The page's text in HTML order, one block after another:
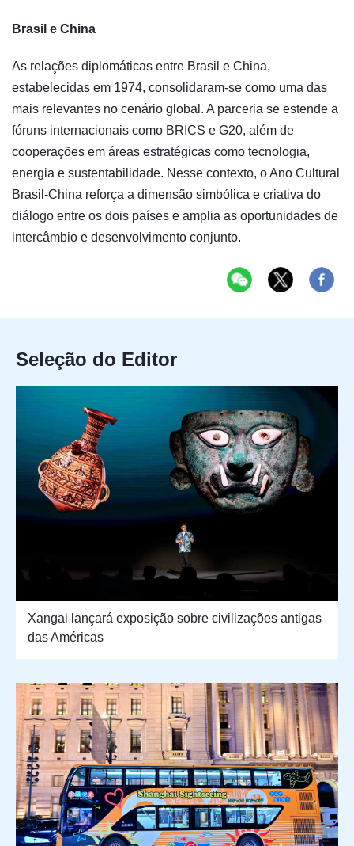
Brasil e China
As relações diplomáticas entre Brasil e China,
estabelecidas em 1974, consolidaram-se como uma das
mais relevantes no cenário global. A parceria se estende a
fóruns internacionais como BRICS e G20, além de
cooperações em áreas estratégicas como tecnologia,
energia e sustentabilidade. Nesse contexto, o Ano Cultural
Brasil-China reforça a dimensão simbólica e criativa do
diálogo entre os dois países e amplia as oportunidades de
intercâmbio e desenvolvimento conjunto.
Seleção do Editor
Xangai lançará exposição sobre civilizações antigas
das Américas